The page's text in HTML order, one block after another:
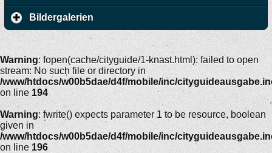
Bildergalerien
Warning: fopen(cache/cityguide/1-knast.html): failed to open
stream: No such file or directory in
/www/htdocs/w00b5dae/d4f/mobile/inc/
on line 194
Warning: fwrite() expects parameter 1 to be resource, boolean
given in
/www/htdocs/w00b5dae/d4f/mobile/inc/
on line 196